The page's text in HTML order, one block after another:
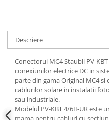
Cabluri cupru flexibil
Cabluri cupru nearmat
Cabluri cupru rezistente la foc
Cabluri flexibile
Cabluri flexibile plate
Cabluri medie tensiune
Descriere
Conectorul MC4 Staubli PV-
conexiunilor electrice DC in
parte din gama Original MC4
cablurilor solare in instalatii
sau industriale.
Modelul PV-KBT 4/6II-UR este
mama pentru cabluri cu